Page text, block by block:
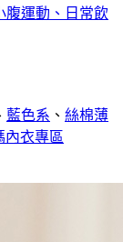
腹運動、日常飲
藍色系 、 絲棉薄
內衣專區